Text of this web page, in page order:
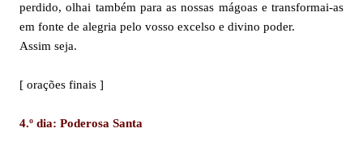
perdido, olhai também para as nossas mágoas e transformai-as
em fonte de alegria pelo vosso excelso e divino poder.
Assim seja.
[ orações finais ]
4.º dia: Poderosa Santa